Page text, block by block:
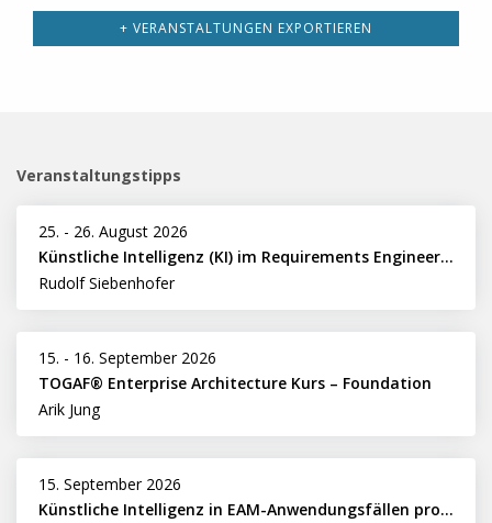
+ VERANSTALTUNGEN EXPORTIEREN
Veranstaltungstipps
25. - 26. August 2026
Künstliche Intelligenz (KI) im Requirements Engineering erfolgreich einsetzen
Rudolf Siebenhofer
15. - 16. September 2026
TOGAF® Enterprise Architecture Kurs – Foundation
Arik Jung
15. September 2026
Künstliche Intelligenz in EAM-Anwendungsfällen professionell nutzen